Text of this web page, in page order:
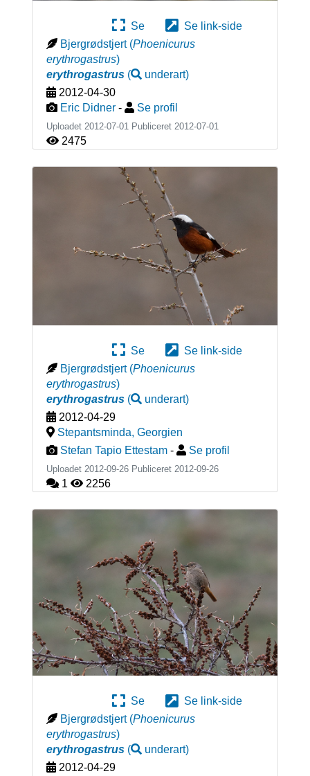
Se
Se link-side
Bjergrødstjert (Phoenicurus
erythrogastrus)
erythrogastrus( underart)
2012-04-30
Eric Didner - Se profil
Uploadet 2012-07-01 Publiceret 2012-07-01
2475
Se
Se link-side
Bjergrødstjert (Phoenicurus
erythrogastrus)
erythrogastrus( underart)
2012-04-29
Stepantsminda, Georgien
Stefan Tapio Ettestam - Se profil
Uploadet 2012-09-26 Publiceret 2012-09-26
1 2256
Se
Se link-side
Bjergrødstjert (Phoenicurus
erythrogastrus)
erythrogastrus( underart)
2012-04-29